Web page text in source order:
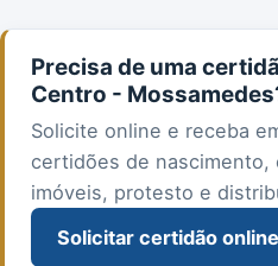
Precisa de uma
Centro -
Solicite online e receba
certidões de nascimento,
imóveis, protesto e
Solicitar certidão online